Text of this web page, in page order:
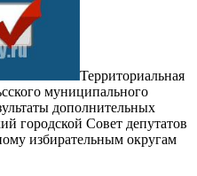
Территориальная
муниципального
дополнительных
городской Совет депутатов
избирательным округам